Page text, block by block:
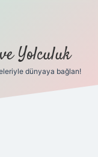
Yolculuk
dünyaya bağlan!